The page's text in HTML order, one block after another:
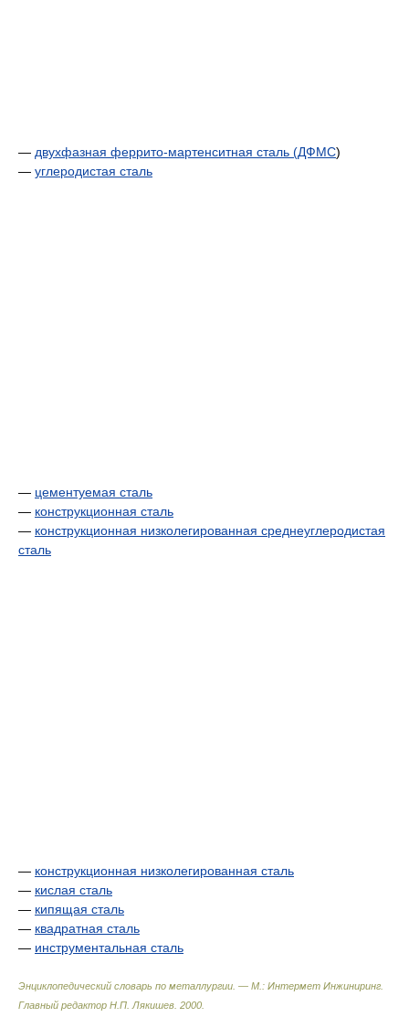
— двухфазная феррито-мартенситная сталь (ДФМС)
— углеродистая сталь
— цементуемая сталь
— конструкционная сталь
— конструкционная низколегированная среднеуглеродистая
сталь
— конструкционная низколегированная сталь
— кислая сталь
— кипящая сталь
— квадратная сталь
— инструментальная сталь
Энциклопедический словарь по металлургии. — М.: Интермет Инжиниринг
Главный редактор Н.П. Лякишев 2000